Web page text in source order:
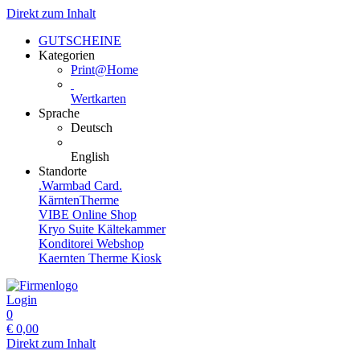
Direkt zum Inhalt
GUTSCHEINE
Kategorien
Print@Home
Wertkarten
Sprache
Deutsch
English
Standorte
.Warmbad Card.
KärntenTherme
VIBE Online Shop
Kryo Suite Kältekammer
Konditorei Webshop
Kaernten Therme Kiosk
Login
0
€ 0,00
Direkt zum Inhalt